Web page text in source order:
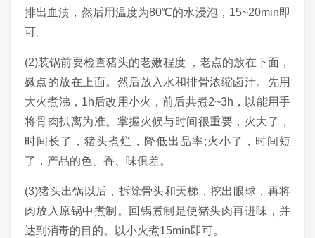
排出血渍，然后用温度为80℃的水浸泡，15~20min即
可。
(2)装锅前要检查猪头的老嫩程度 ，老点的放在下面，
嫩点的放在上面。然后放入水和排骨浓缩卤汁。先用
大火煮沸，1h后改用小火，前后共煮2~3h，以能用手
将骨肉扒离为准。掌握火候与时间很重要，火大了，
时间长了，猪头煮烂，降低出品率;火小了，时间短
了，产品的色、香、味俱差。
(3)猪头出锅以后，拆除骨头和天梯，挖出眼球，再将
肉放入原锅中煮制。回锅煮制是使猪头肉再进味，并
达到消毒的目的。以小火煮15min即可。